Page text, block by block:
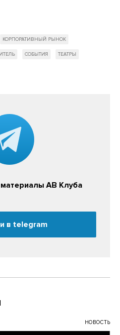
КОРПОРАТИВНЫЙ РЫНОК
СОБЫТИЯ ТЕАТРЫ
АВ Клуба
в telegram
НОВОСТЬ